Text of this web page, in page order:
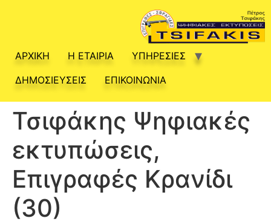
ΑΡΧΙΚΗ Η ΕΤΑΙΡΙΑ
ΥΠΗΡΕΣΙΕΣ
ΔΗΜΟΣΙΕΥΣΕΙΣ
ΕΠΙΚΟΙΝΩΝΙΑ
Τσιφάκης Ψηφιακές
εκτυπώσεις,
Επιγραφές Κρανίδι
(30)